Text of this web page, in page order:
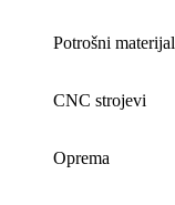
Potrošni materijal
CNC strojevi
Oprema